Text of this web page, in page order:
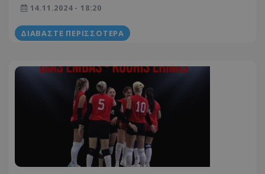
14.11.2024 - 18:20
ΔΙΑΒΆΣΤΕ ΠΕΡΙΣΣΌΤΕΡΑ